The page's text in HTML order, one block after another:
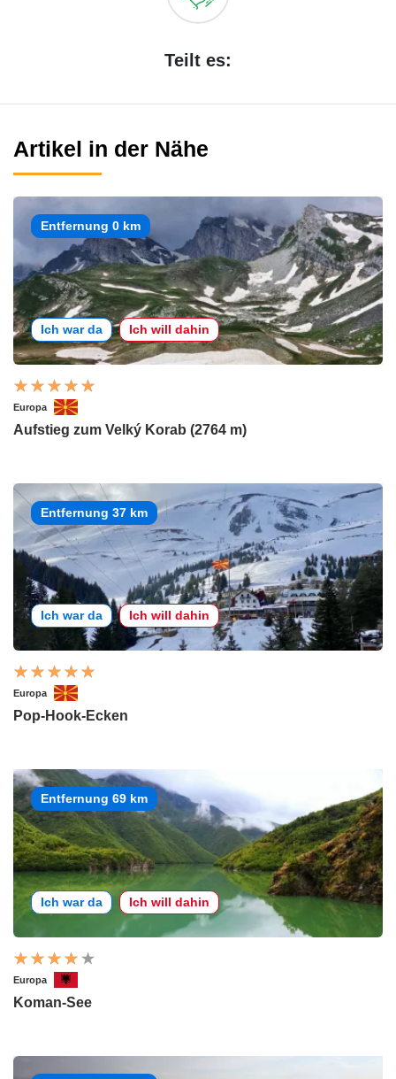
Teilt es:
Artikel in der Nähe
Entfernung 0 km
Ich war da Ich will dahin
Europa
Aufstieg zum Velký Korab (2764 m)
Entfernung 37 km
Ich war da Ich will dahin
Europa
Pop-Hook-Ecken
Entfernung 69 km
Ich war da Ich will dahin
Europa
Koman-See